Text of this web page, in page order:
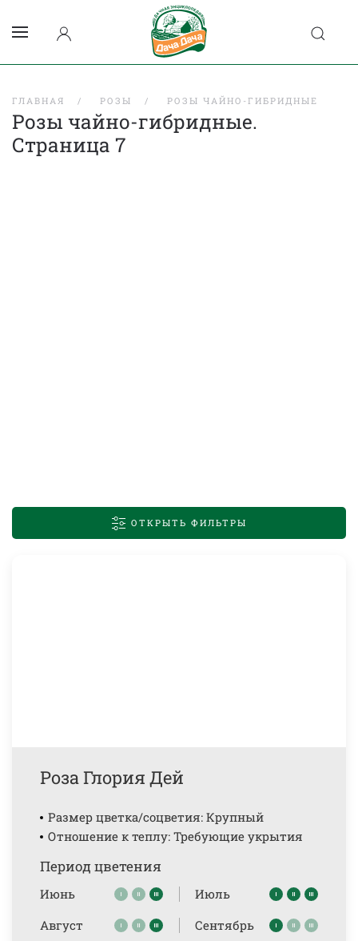
ГЛАВНАЯ РОЗЫ РОЗЫ ЧАЙНО-ГИБРИДНЫЕ
Розы чайно-гибридные.
Страница 7
ОТКРЫТЬ ФИЛЬТРЫ
Роза Глория Дей
Размер цветка/соцветия: Крупный
Отношение к теплу: Требующие укрытия
Период цветения
Июнь
Июль
Август
Сентябрь